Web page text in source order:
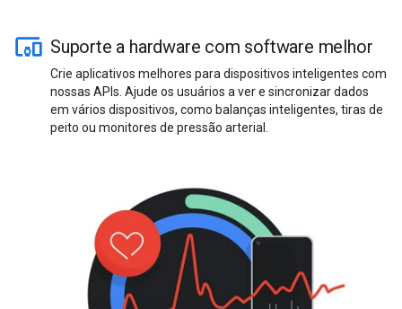
Suporte a hardware com software melhor
Crie aplicativos melhores para dispositivos inteligentes com
nossas APIs. Ajude os usuários a ver e sincronizar dados
em vários dispositivos, como balanças inteligentes, tiras de
peito ou monitores de pressão arterial.